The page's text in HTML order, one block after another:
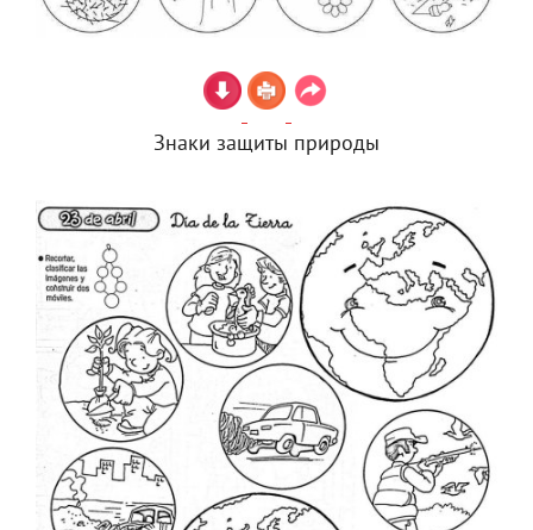
Знаки защиты природы